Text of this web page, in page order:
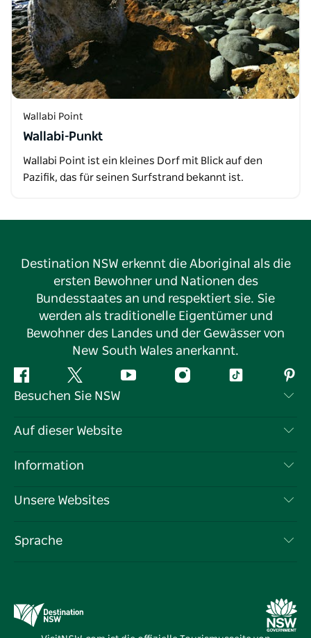
Wallabi Point
Wallabi-Punkt
Wallabi Point ist ein kleines Dorf mit Blick auf den
Pazifik, das für seinen Surfstrand bekannt ist.
Destination NSW erkennt die Aboriginal als die
ersten Bewohner und Nationen des
Bundesstaates an und respektiert sie. Sie
werden als traditionelle Eigentümer und
Bewohner des Landes und der Gewässer von
New South Wales anerkannt.
Facebook Twitter YouTube InstagramTikTok
Besuchen Sie NSW
Kontaktieren Sie uns
Cookie-Hinweis
Auf dieser Website
Reiseziele
Veranstaltungen
Information
Reiseinformationen
Unternehmen in NSW
Unsere Websites
Destination NSW Medienzentrum
Vivid Sydney
Sprache